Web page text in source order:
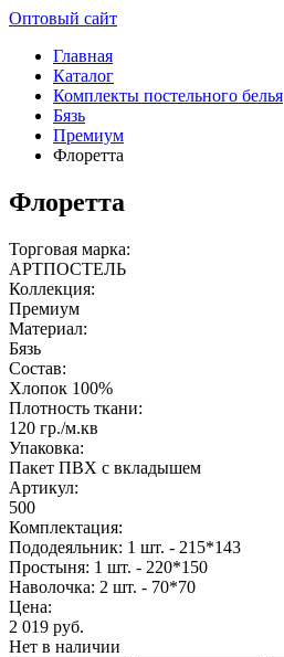
Оптовый сайт
Главная
Каталог
Комплекты постельного белья
Бязь
Премиум
Флоретта
Флоретта
Торговая марка:
АРТПОСТЕЛЬ
Коллекция:
Премиум
Материал:
Бязь
Состав:
Хлопок 100%
Плотность ткани:
120 гр./м.кв
Упаковка:
Пакет ПВХ с вкладышем
Артикул:
500
Комплектация:
Пододеяльник: 1 шт. - 215*143
Простыня: 1 шт. - 220*150
Наволочка: 2 шт. - 70*70
Цена:
2 019 руб.
Нет в наличии